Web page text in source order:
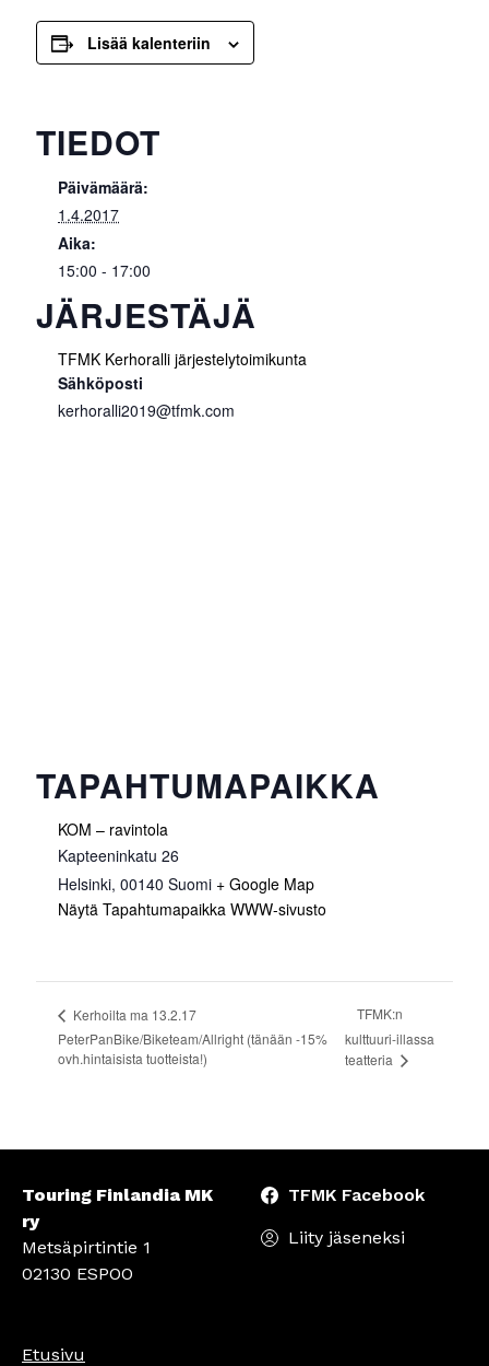
Lisää kalenteriin
TIEDOT
Päivämäärä:
1.4.2017
Aika:
15:00 - 17:00
JÄRJESTÄJÄ
TFMK Kerhoralli järjestelytoimikunta
Sähköposti
kerhoralli2019@tfmk.com
TAPAHTUMAPAIKKA
KOM – ravintola
Kapteeninkatu 26
Helsinki, 00140 Suomi + Google Map
Näytä Tapahtumapaikka WWW-sivusto
Kerhoilta ma 13.2.17
PeterPanBike/Biketeam/Allright (tänään -15%
ovh.hintaisista tuotteista!)
TFMK:n
kulttuuri-illassa
teatteria
Touring Finlandia MK
ry
Metsäpirtintie 1
02130 ESPOO
TFMK Facebook
Liity jäseneksi
Etusivu